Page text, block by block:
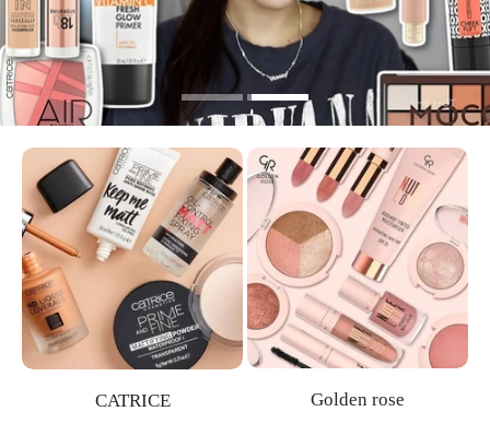
Golden rose
CATRICE